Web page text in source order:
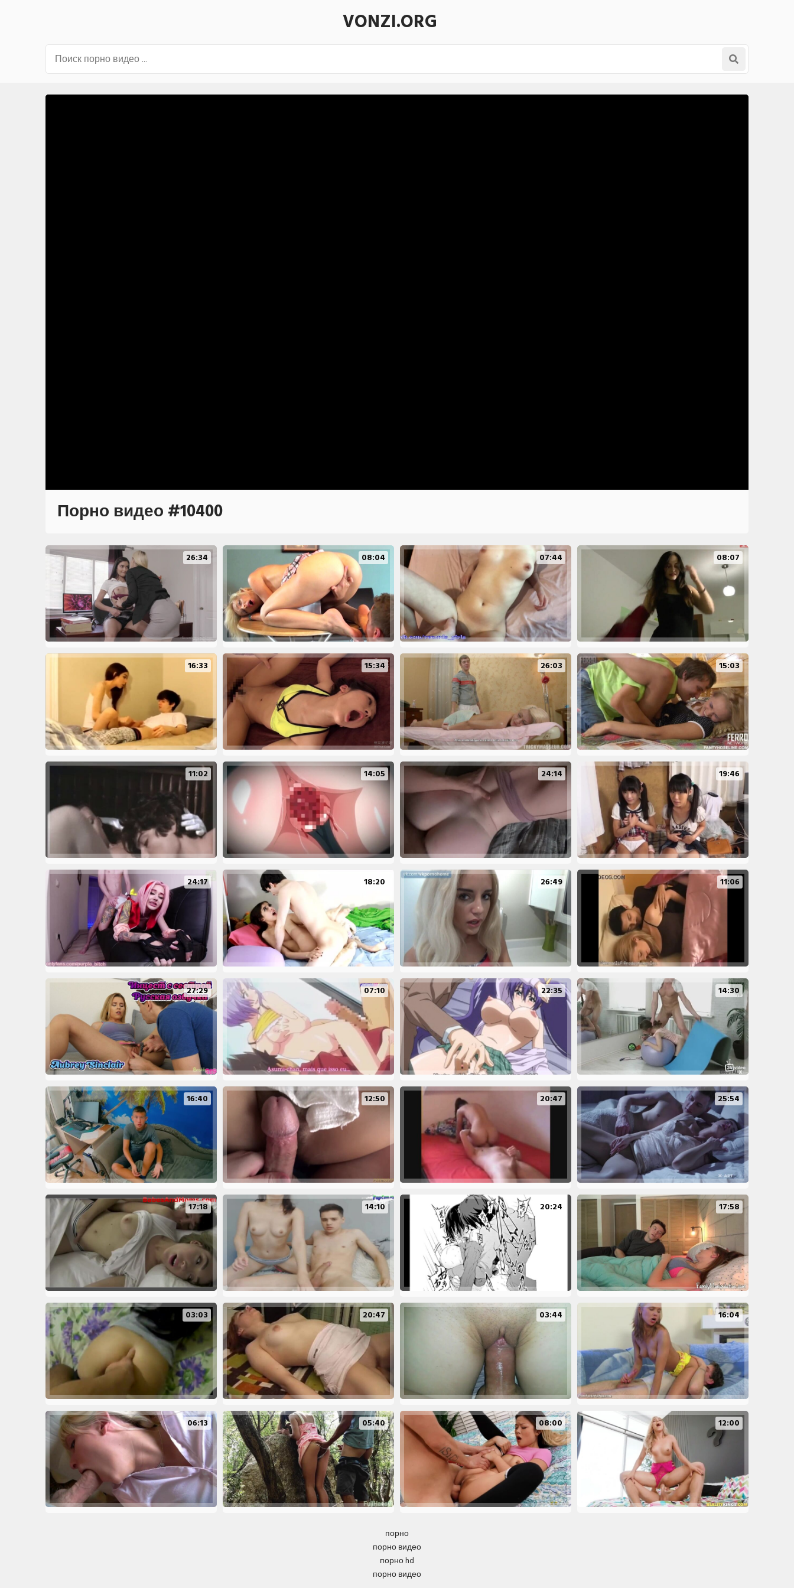
VONZI.ORG
Порно видео #10400
26:34 08:04 07:44 08:07
16:33 15:34 26:03 15:03
11:02 14:05 24:14 19:46
24:17 18:20 26:49 11:06
27:29 07:10 22:35 14:30
16:40 12:50 20:47 25:54
17:18 14:10 20:24 17:58
03:03 20:47 03:44 16:04
06:13 05:40 08:00 12:00
порно
порно видео
порно hd
порно видео